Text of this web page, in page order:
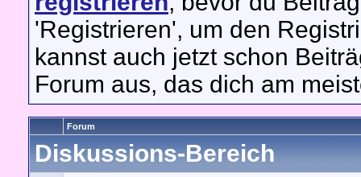
'Registrieren', um den
kannst auch jetzt schon
Forum aus, das dich am
Forum
Diskussions-Bereich